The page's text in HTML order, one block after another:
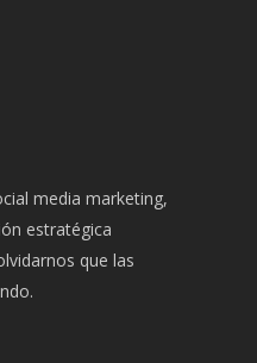
media marketing,
estratégica
que las